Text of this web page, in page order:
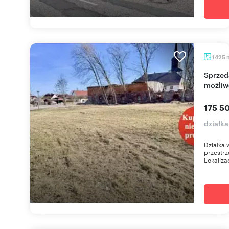
1425
Sprzedam działkę 1425 m² w Rossow - spokój i
175